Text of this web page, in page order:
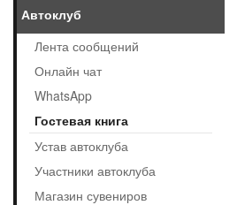
Автоклуб
Лента сообщений
Онлайн чат
WhatsApp
Гостевая книга
Устав автоклуба
Участники автоклуба
Магазин сувениров